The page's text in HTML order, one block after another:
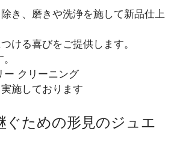
き、磨きや洗浄を施して新品仕上
ける喜びをご提供します。
ー クリーニング
施しております
ぐための形見のジュエ